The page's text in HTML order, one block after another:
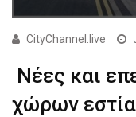
CityChannel.live
Νέες και
χώρων